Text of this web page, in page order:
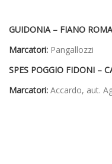
GUIDONIA – FIANO
Marcatori: Pangallozzi
SPES POGGIO FIDONI –
Marcatori: Accardo, aut.